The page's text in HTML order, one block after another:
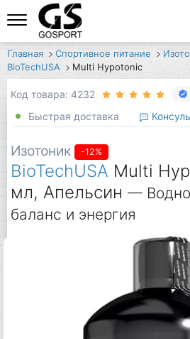
Главная Спортивное питание
BioTechUSA
Multi Hypotonic
Код товара: 4232
Быстрая доставка
Изотоник -12%
BioTechUSA Multi
мл, Апельсин —
баланс и энергия